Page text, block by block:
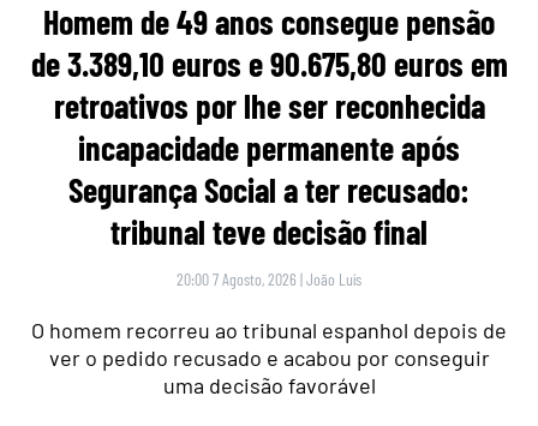
Homem de 49 anos consegue pensão
de 3.389,10 euros e 90.675,80 euros em
retroativos por lhe ser reconhecida
incapacidade permanente após
Segurança Social a ter recusado:
tribunal teve decisão final
20:00 7 Agosto, 2026 |João Luís
O homem recorreu ao tribunal espanhol depois de
ver o pedido recusado e acabou por conseguir
uma decisão favorável